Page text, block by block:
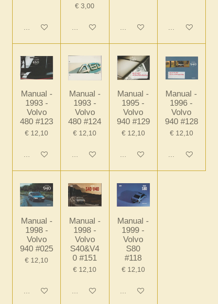
In winkelwagen
€ 3,00
In winkelwagen In winkelwagen In winkelwagen
Manual -
1993 -
Volvo
480 #123
€ 12,10
In winkelwagen
Manual -
1993 -
Volvo
480 #124
€ 12,10
In winkelwagen
Manual -
1995 -
Volvo
940 #129
€ 12,10
In winkelwagen
Manual -
1996 -
Volvo
940 #128
€ 12,10
In winkelwagen
Manual -
1998 -
Volvo
940 #025
€ 12,10
In winkelwagen
Manual -
1998 -
Volvo
S40&V4
0 #151
€ 12,10
In winkelwagen
Manual -
1999 -
Volvo
S80
#118
€ 12,10
In winkelwagen